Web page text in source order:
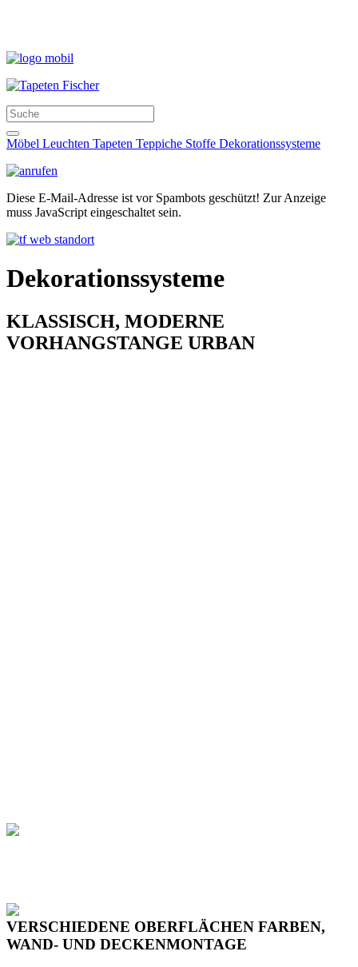
Möbel Leuchten Tapeten Teppiche Stoffe Dekorationssysteme
Diese E-Mail-Adresse ist vor Spambots geschützt! Zur Anzeige
muss JavaScript eingeschaltet sein.
Dekorationssysteme
KLASSISCH, MODERNE
VORHANGSTANGE URBAN
VERSCHIEDENE OBERFLÄCHEN FARBEN,
WAND- UND DECKENMONTAGE